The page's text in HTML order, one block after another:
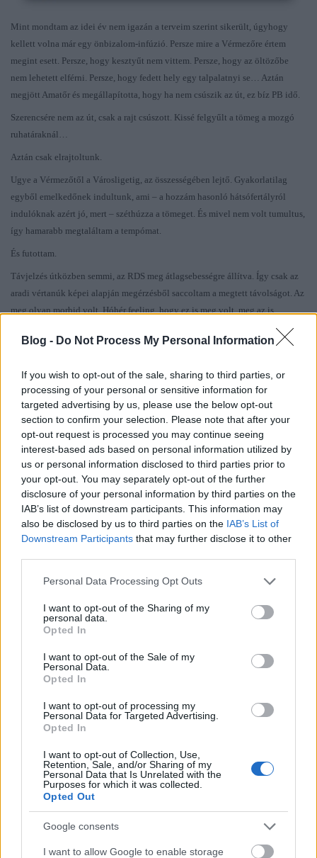
Blog - Do Not Process My Personal Information
If you wish to opt-out of the sale, sharing to third parties, or
processing of your personal or sensitive information for
targeted advertising by us, please use the below opt-out
section to confirm your selection. Please note that after your
opt-out request is processed you may continue seeing
interest-based ads based on personal information utilized by
us or personal information disclosed to third parties prior to
your opt-out. You may separately opt-out of the further
disclosure of your personal information by third parties on the
IAB’s list of downstream participants. This information may
also be disclosed by us to third parties on the IAB’s List of
Downstream Participants that may further disclose it to other
Please note that this website/app uses one or more Google
not limited to your visit or usage behaviour. You may click to
grant or deny consent to Google and its third-party tags to
use your data for below specified purposes in below Google
consent section.
Personal Data Processing Opt Outs
I want to opt-out of the Sharing of my
personal data.
Opted In
I want to opt-out of the Sale of my
Personal Data.
Opted In
I want to opt-out of processing my
Personal Data for Targeted Advertising.
Opted In
I want to opt-out of Collection, Use,
Retention, Sale, and/or Sharing of my
Personal Data that Is Unrelated with the
Purposes for which it was collected.
Opted Out
Google consents
I want to allow Google to enable storage
Mint mondtam az idei év nem igazán a terveim szerint sikerült, úgyhogy
kellett volna már egy önbizalom-infúzió. Persze mire a Vérmezőre értem
megint esett. Persze, hogy kesztyűt nem vittem. Persze, hogy az öltözőbe
nem lehetett elférni. Persze, hogy fedett hely egy talpalatnyi se… Aztán
megjött Amatőr és megállapította, hogy ha nem csúszik az út, ez bíz PB idő.
Szerencsére nem az út, csak a rajt csúszott. Kissé felgyűlt a tömeg a mozgó
ruhatáraknál…
Aztán csak elrajtoltunk.
Ugye a Vérmezőtől a Városligetig, az összességében lejtő. Gyakorlatilag
egyből emelkedőnek indultunk, ami – a hozzám hasonló hátsófertályról
indulóknak azért jó, mert – széthúzza a tömeget. És mivel nem volt tumultus,
így hamarabb megtaláltam a tempómat.
És futottam.
Távjelzés útközben semmi, az RDS meg átlagsebességre állítva. Így csak az
aradi vértanúk képei alapján megérzésből saccoltam a megtett távolságot. Az
meg olyan morbid volt. Hóhér feeling, hogy ez is meg volt, meg az is…
Közben hátteret futottunk néhány – talán japán – turistának. Az mondjuk
vicces volt hogy futó mozdulatokat imitálva fotóztatták magukat a Lánchíd
AzEngels[bocsánat, de már nem tudom követni, hogy ebben a városban
melyik közterület mikori nevét kell használni] Erzsébet térnél volt egy
frissítő, de azt nagy ívben elkerültem. Talán, ha melegebb lett volna, de
tizenegy fokban úgy éreztem, hogy minek.
Be kell vallanom az Andrássyn a futás nagyon jól esett. Nekem végig lejtett.
Lehet, hogy a valóságban nem lejt végig, de én úgy éreztem.
Aztán a Hősök terén jött a döbbenet. Én úgy számoltam, hogy hat
kilométernél járhatunk, de ott volt a váltópont. Logikusan tíz kilométernél
félúton váltanak. Akkor viszont van még hátra öt. Kellett vagy száz méter
volna, hogy a váltók 6 és 4 kilométert futnak. De nem olvastam el, mert
minek, ha nem váltóban futok…
Nagy nehezen összeszedtem magam, és kezdődött a bolyongás a ligetben. Az
Kertemnél vissza az Olaf Palmére és ott a célkapu. Belehúztam. Kapunak
kapu volt, de nem a cél. Megint basszus. Aztán valaki a nevemet kiabálta,
…és akkor tényleg cél. Annyira kizártam a külvilágot, hogy nem láttam az
órát. az RDS-t meg nem igazán mertem megnézni. Az, hogy ötven körül, azt
éreztem, de hogy mennyivel több? Na attól tartottam.
Kevesebb lett. Bő két perccel. Ez azt jelenti, hogy ilyen jót még az idén nem
futottam. Magyarul PB. Ezt még emésztettem egy kicsit, mint a túrórudi
utánzatot, amit a befutónál nyomtak a kezembe.
Az idén minden versenyen rosszabbat futottam, mint amit előtte az
edzéseken. Végre áttörtem a falat az agyamban. Sikerült! Megvont az